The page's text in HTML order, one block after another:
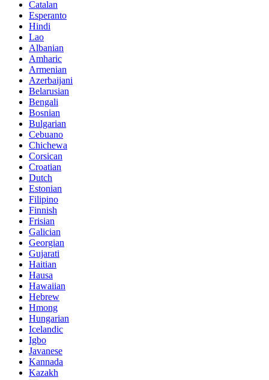
Catalan
Esperanto
Hindi
Lao
Albanian
Amharic
Armenian
Azerbaijani
Belarusian
Bengali
Bosnian
Bulgarian
Cebuano
Chichewa
Corsican
Croatian
Dutch
Estonian
Filipino
Finnish
Frisian
Galician
Georgian
Gujarati
Haitian
Hausa
Hawaiian
Hebrew
Hmong
Hungarian
Icelandic
Igbo
Javanese
Kannada
Kazakh